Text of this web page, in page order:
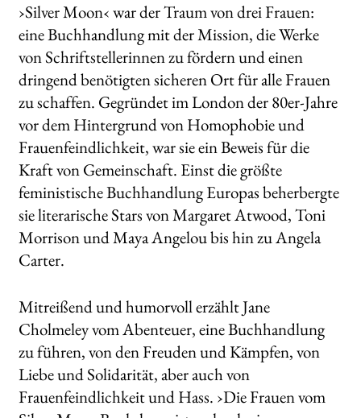
›Silver Moon‹ war der Traum von drei Frauen:
eine Buchhandlung mit der Mission, die Werke
von Schriftstellerinnen zu fördern und einen
dringend benötigten sicheren Ort für alle Frauen
zu schaffen. Gegründet im London der 80er-Jahre
vor dem Hintergrund von Homophobie und
Frauenfeindlichkeit, war sie ein Beweis für die
Kraft von Gemeinschaft. Einst die größte
feministische Buchhandlung Europas beherbergte
sie literarische Stars von Margaret Atwood, Toni
Morrison und Maya Angelou bis hin zu Angela
Carter.
Mitreißend und humorvoll erzählt Jane
Cholmeley vom Abenteuer, eine Buchhandlung
zu führen, von den Freuden und Kämpfen, von
Liebe und Solidarität, aber auch von
Frauenfeindlichkeit und Hass. ›Die Frauen vom